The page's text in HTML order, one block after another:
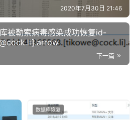
2020年7月30日 21:46
被勒索病毒感染成功恢复id-
下一篇
数据库恢复